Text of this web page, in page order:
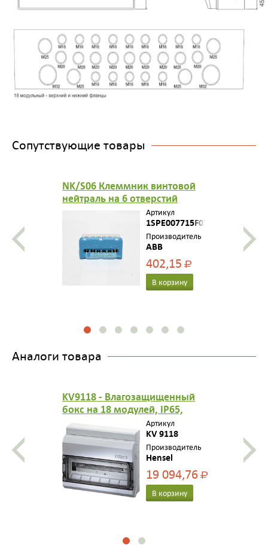
Сопутствующие товары
NK/S06 Клеммник винтовой
нейтраль на 6 отверстий
3x16мм2 и 3х6 мм2 длина 3
Артикул
1SPE007715F0731
Производитель
ABB
402,15Р
В корзину
Аналоги товара
KV9118 - Влагозащищенный
бокс на 18 модулей, IP65,
встроенными эластичными
сальниками, с клеммой PE-N,
цвет серый
Артикул
KV 9118
Производитель
Hensel
19 094,76Р
В корзину